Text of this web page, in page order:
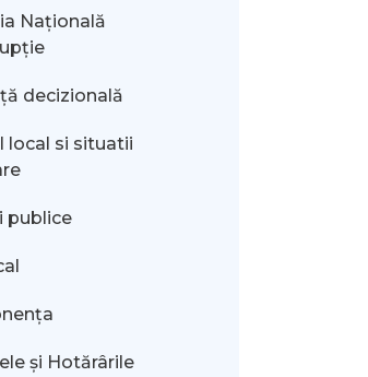
Națională
decizională
local si situatii
publice
și Hotărârile